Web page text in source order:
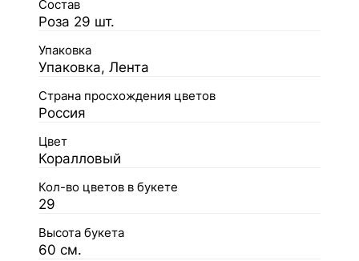
Состав
Роза 29 шт.
Упаковка
Упаковка, Лента
Страна просхождения цветов
Россия
Цвет
Коралловый
Кол-во цветов в букете
29
Высота букета
60 см.